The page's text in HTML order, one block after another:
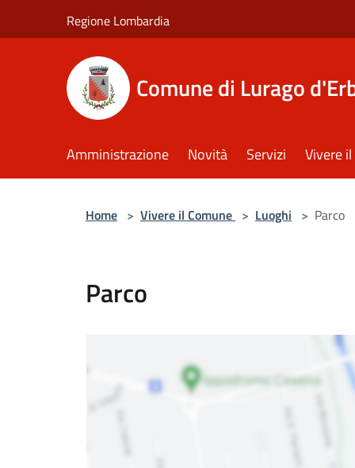
Regione Lombardia
Comune di Lurago
Amministrazione Novità Servizi Vivere
Home > Vivere il Comune > Luoghi > Parco
Parco